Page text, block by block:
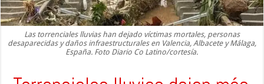
Las torrenciales lluvias han dejado víctimas mortales, personas
desaparecidas y daños infraestructurales en Valencia, Albacete y Málaga,
España. Foto Diario Co Latino/cortesía.